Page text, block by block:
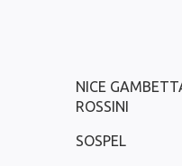
NICE
ROSSINI
SOSPEL